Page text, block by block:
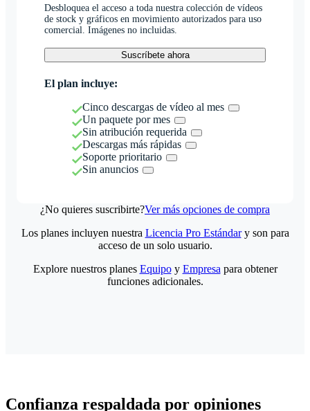
Desbloquea el acceso a toda nuestra colección de vídeos
de stock y gráficos en movimiento autorizados para uso
comercial. Imágenes no incluidas.
Suscríbete ahora
El plan incluye:
Cinco descargas de vídeo al mes
Un paquete por mes
Sin atribución requerida
Descargas más rápidas
Soporte prioritario
Sin anuncios
¿No quieres suscribirte?Ver más opciones de compra
Los planes incluyen nuestra Licencia Pro Estándary son para
acceso de un solo usuario.
Explore nuestros planes Equipoy Empresa para obtener
funciones adicionales.
Confianza respaldada por opiniones